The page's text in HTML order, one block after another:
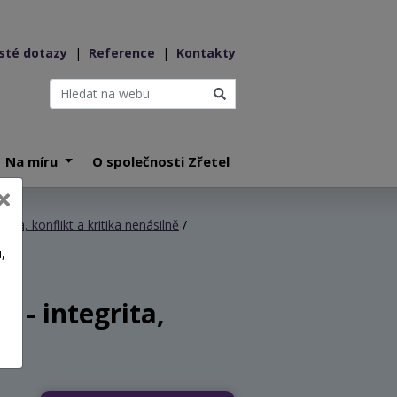
dotazy | Reference | Kontakty
Na míru O společnosti Zřetel
konflikt a kritika nenásilně /
- integrita,